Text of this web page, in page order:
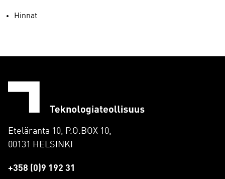
Hinnat
Eteläranta 10, P.O.BOX 10,
00131 HELSINKI
+358 (0)9 192 31